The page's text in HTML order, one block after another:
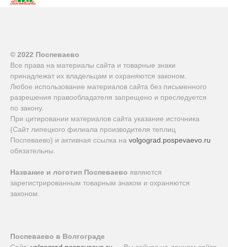
© 2022 Поспеваево
Все права на материалы сайта и товарные знаки
принадлежат их владельцам и охраняются законом.
Любое использование материалов сайта без письменного
разрешения правообладателя запрещено и преследуется
по закону.
При цитировании материалов сайта указание источника
(Сайт липецкого филиала производителя теплиц
Поспеваево) и активная ссылка на volgograd.pospevaevo.ru
обязательны.
Название и логотип Поспеваево являются
зарегистрированным товарным знаком и охраняются
законом.
Поспеваево в Волгограде